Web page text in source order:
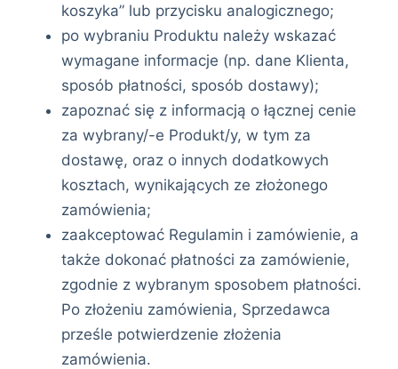
koszyka” lub przycisku analogicznego;
po wybraniu Produktu należy wskazać
wymagane informacje (np. dane Klienta,
sposób płatności, sposób dostawy);
zapoznać się z informacją o łącznej cenie
za wybrany/-e Produkt/y, w tym za
dostawę, oraz o innych dodatkowych
kosztach, wynikających ze złożonego
zamówienia;
zaakceptować Regulamin i zamówienie, a
także dokonać płatności za zamówienie,
zgodnie z wybranym sposobem płatności.
Po złożeniu zamówienia, Sprzedawca
prześle potwierdzenie złożenia
zamówienia.